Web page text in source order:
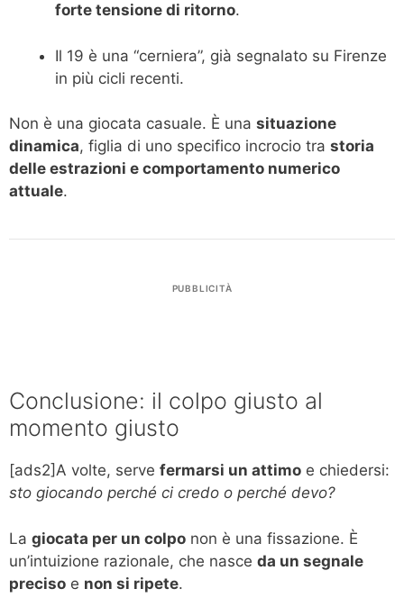
forte tensione di ritorno.
Il 19 è una “cerniera”, già segnalato su Firenze
in più cicli recenti.
Non è una giocata casuale. È una situazione
dinamica, figlia di uno specifico incrocio tra storia
delle estrazioni e comportamento numerico
attuale.
PUBBLICITÀ
Conclusione: il colpo giusto al
momento giusto
[ads2]A volte, serve fermarsi un attimo e chiedersi:
sto giocando perché ci credo o perché devo?
La giocata per un colpo non è una fissazione. È
un’intuizione razionale, che nasce da un segnale
preciso e non si ripete.